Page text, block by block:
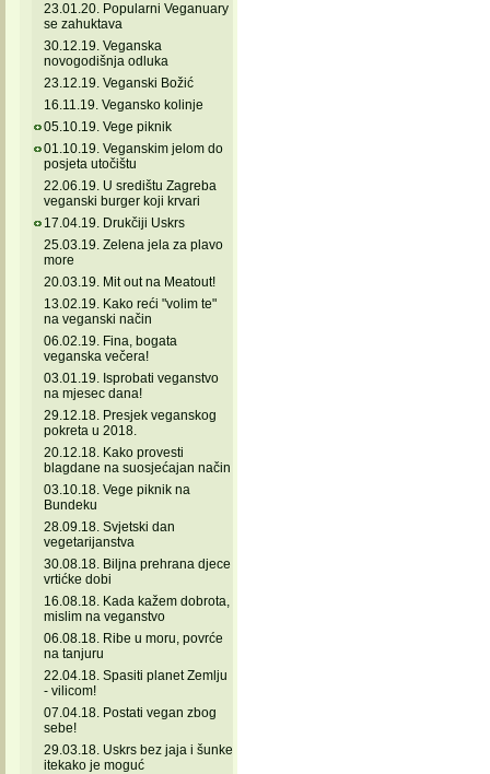
23.01.20. Popularni Veganuary
se zahuktava
30.12.19. Veganska
novogodišnja odluka
23.12.19. Veganski Božić
16.11.19. Vegansko kolinje
05.10.19. Vege piknik
01.10.19. Veganskim jelom do
posjeta utočištu
22.06.19. U središtu Zagreba
veganski burger koji krvari
17.04.19. Drukčiji Uskrs
25.03.19. Zelena jela za plavo
more
20.03.19. Mit out na Meatout!
13.02.19. Kako reći "volim te"
na veganski način
06.02.19. Fina, bogata
veganska večera!
03.01.19. Isprobati veganstvo
na mjesec dana!
29.12.18. Presjek veganskog
pokreta u 2018.
20.12.18. Kako provesti
blagdane na suosjećajan način
03.10.18. Vege piknik na
Bundeku
28.09.18. Svjetski dan
vegetarijanstva
30.08.18. Biljna prehrana djece
vrtićke dobi
16.08.18. Kada kažem dobrota,
mislim na veganstvo
06.08.18. Ribe u moru, povrće
na tanjuru
22.04.18. Spasiti planet Zemlju
- vilicom!
07.04.18. Postati vegan zbog
sebe!
29.03.18. Uskrs bez jaja i šunke
itekako je moguć